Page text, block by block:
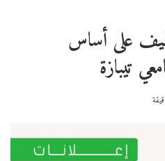
على أساس
تيبازة